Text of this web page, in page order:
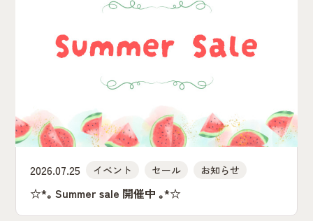
2026.07.25 イベント セール お知らせ
☆*｡ Summer sale 開催中 ｡*☆